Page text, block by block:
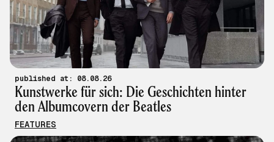
published at: 08.08.26
Kunstwerke für sich: Die Geschichten hinter
den Albumcovern der Beatles
FEATURES